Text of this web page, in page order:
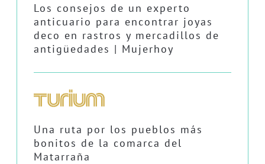
Los consejos de un experto
anticuario para encontrar joyas
deco en rastros y mercadillos de
antigüedades | Mujerhoy
Una ruta por los pueblos más
bonitos de la comarca del
Matarraña